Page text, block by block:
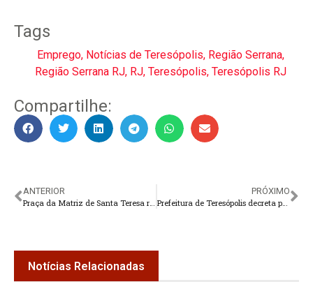
Tags
Emprego, Notícias de Teresópolis, Região Serrana,
Região Serrana RJ, RJ, Teresópolis, Teresópolis RJ
Compartilhe:
ANTERIOR
Praça da Matriz de Santa Teresa recebe torres de monitoramento com reconhecimento facial
PRÓXIMO
Prefeitura de Teresópolis decreta ponto facultativo na sexta-feira
Notícias Relacionadas